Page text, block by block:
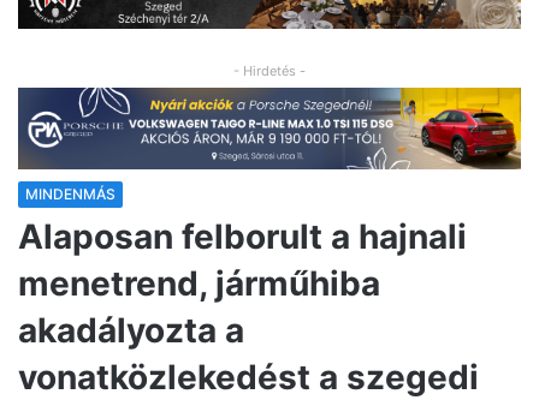
- Hirdetés -
MINDENMÁS
Alaposan felborult a hajnali
menetrend, járműhiba
akadályozta a
vonatközlekedést a szegedi